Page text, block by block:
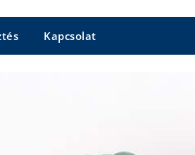
Kapcsolat